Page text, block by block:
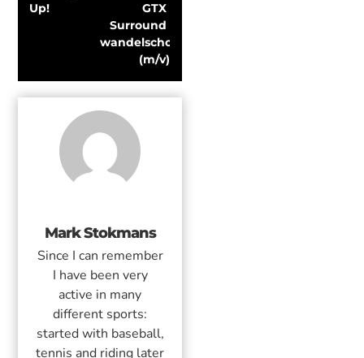
Up!
GTX
Surround
wandelschoen
(m/v)
Mark Stokmans
Since I can remember
I have been very
active in many
different sports:
started with baseball,
tennis and riding later